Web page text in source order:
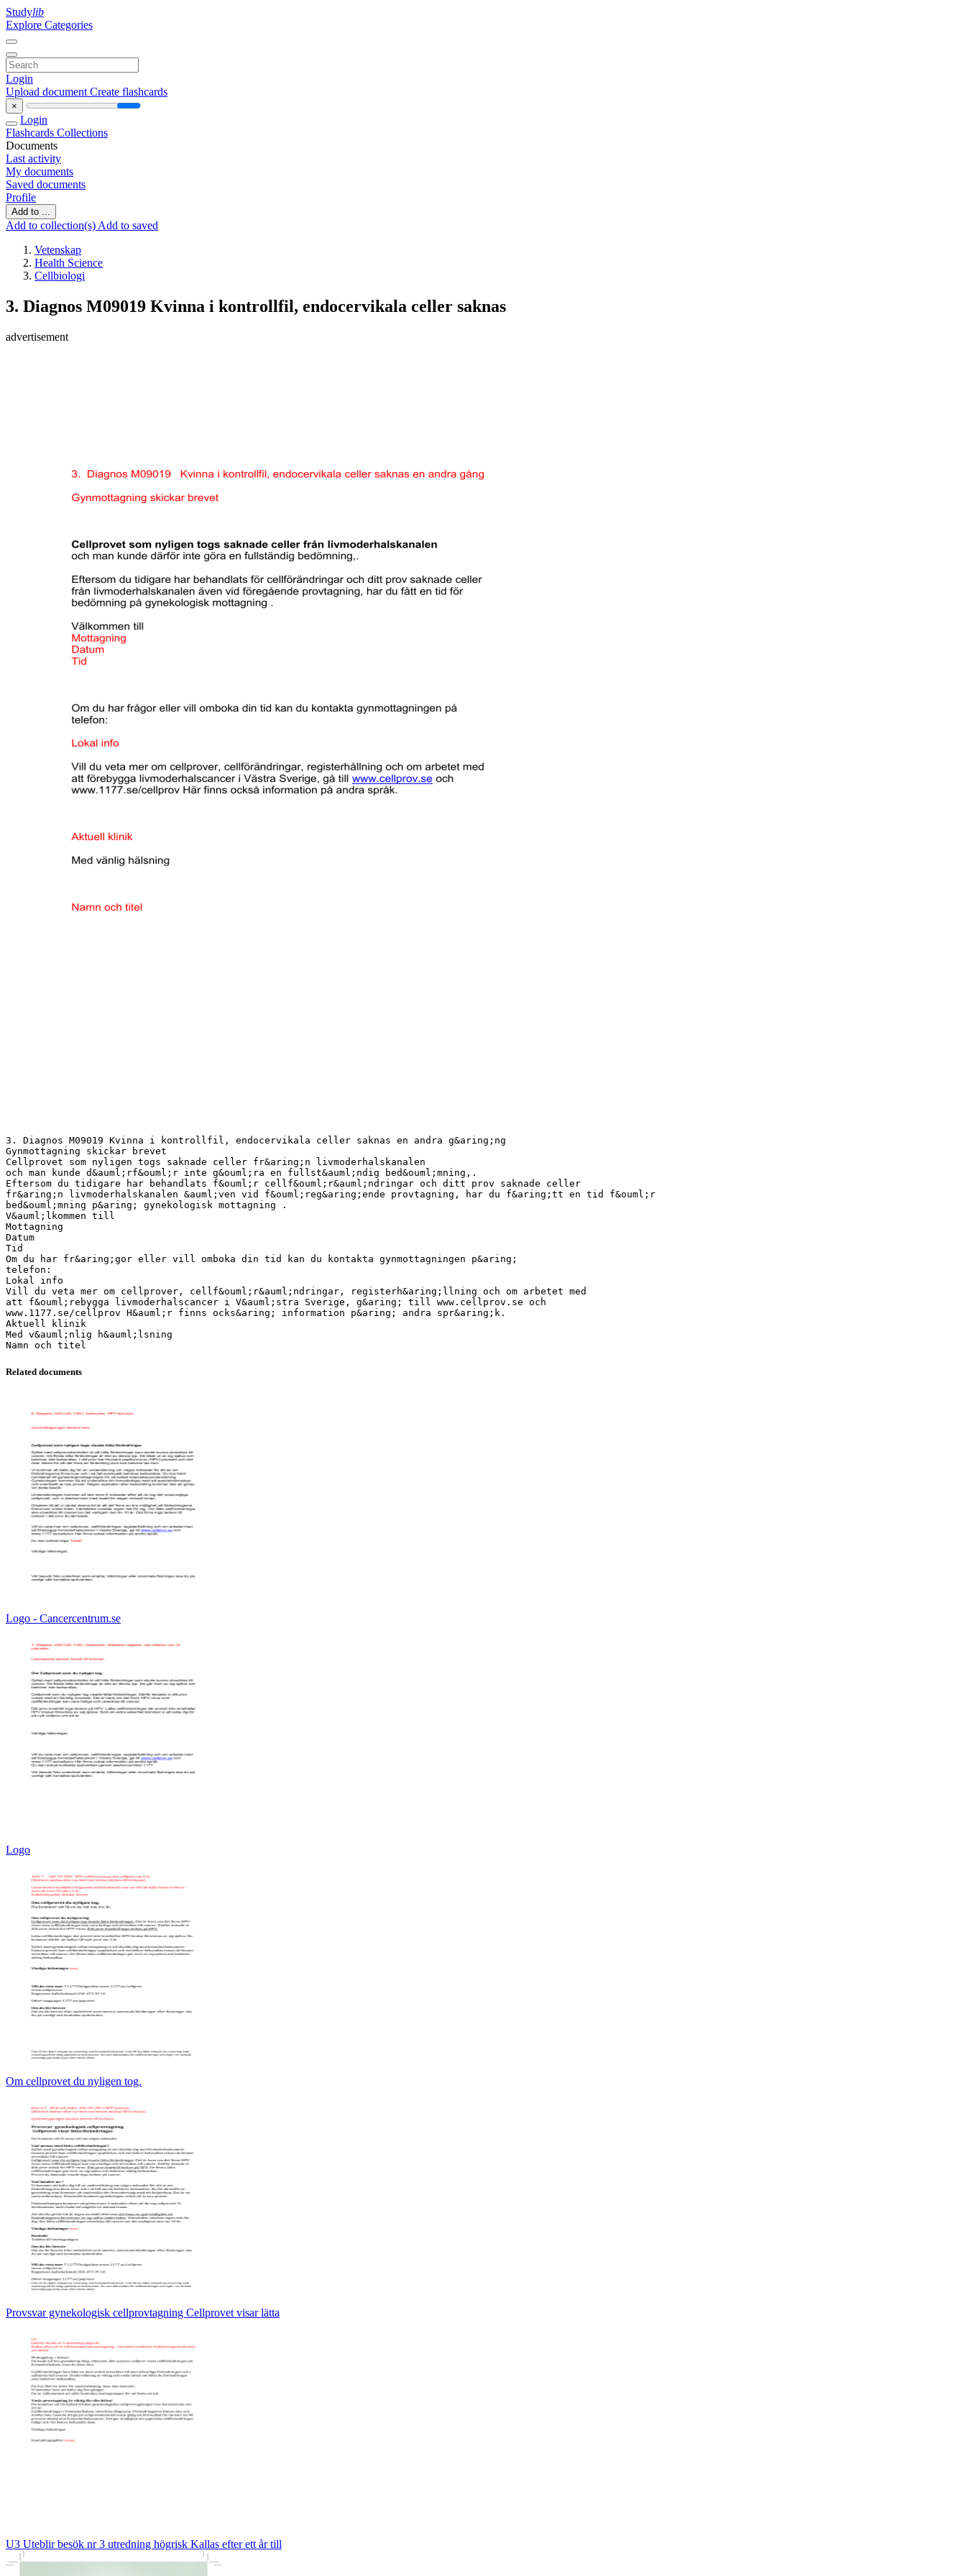
Studylib
Explore Categories
Login
Upload document Create flashcards
×
Login
Flashcards Collections
Documents
Last activity
My documents
Saved documents
Profile
Add to ...
Add to collection(s) Add to saved
Vetenskap
Health Science
Cellbiologi
3. Diagnos M09019 Kvinna i kontrollfil, endocervikala celler saknas
advertisement
3. Diagnos M09019 Kvinna i kontrollfil, endocervikala celler saknas en andra g&aring;ng
Gynmottagning skickar brevet
Cellprovet som nyligen togs saknade celler fr&aring;n livmoderhalskanalen
och man kunde d&auml;rf&ouml;r inte g&ouml;ra en fullst&auml;ndig bed&ouml;mning,.
Eftersom du tidigare har behandlats f&ouml;r cellf&ouml;r&auml;ndringar och ditt prov saknade celler
fr&aring;n livmoderhalskanalen &auml;ven vid f&ouml;reg&aring;ende provtagning, har du f&aring;tt en tid f&ouml;r
bed&ouml;mning p&aring; gynekologisk mottagning .
V&auml;lkommen till
Mottagning
Datum
Tid
Om du har fr&aring;gor eller vill omboka din tid kan du kontakta gynmottagningen p&aring;
telefon:
Lokal info
Vill du veta mer om cellprover, cellf&ouml;r&auml;ndringar, registerh&aring;llning och om arbetet med
att f&ouml;rebygga livmoderhalscancer i V&auml;stra Sverige, g&aring; till www.cellprov.se och
www.1177.se/cellprov H&auml;r finns ocks&aring; information p&aring; andra spr&aring;k.
Aktuell klinik
Med v&auml;nlig h&auml;lsning
Related documents
Logo - Cancercentrum.se
Logo
Om cellprovet du nyligen tog.
Provsvar gynekologisk cellprovtagning Cellprovet visar lätta
U3 Uteblir besök nr 3 utredning högrisk Kallas efter ett år till